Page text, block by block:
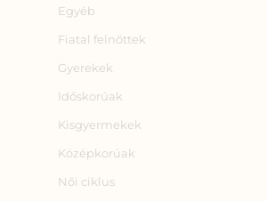
Egyéb
Fiatal felnőttek
Gyerekek
Időskorúak
Kisgyermekek
Középkorúak
Női ciklus